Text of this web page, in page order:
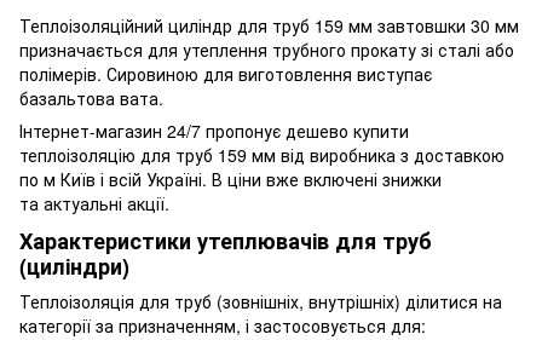
Теплоізоляційний циліндр для труб 159 мм завтовшки 30 мм
призначається для утеплення трубного прокату зі сталі або
полімерів. Сировиною для виготовлення виступає
базальтова вата.
Інтернет-магазин 24/7 пропонує дешево купити
теплоізоляцію для труб 159 мм від виробника з доставкою
по м Київ і всій Україні. В ціни вже включені знижки
та актуальні акції.
Характеристики утеплювачів для труб
(циліндри)
Теплоізоляція для труб (зовнішніх, внутрішніх) ділитися на
категорії за призначенням, і застосовується для: